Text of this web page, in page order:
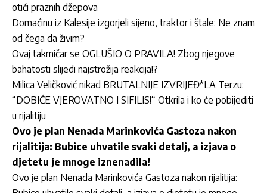
otići praznih džepova
Domaćinu iz Kalesije izgorjeli sijeno, traktor i štale: Ne znam
od čega da živim?
Ovaj takmičar se OGLUŠIO O PRAVILA! Zbog njegove
bahatosti slijedi najstrožija reakcija!?
Milica Veličković nikad BRUTALNIJE IZVRIJEĐ*LA Terzu:
“DOBIĆE VJEROVATNO I SIFILIS!“ Otkrila i ko će pobijediti
u rijalitiju
Ovo je plan Nenada Marinkovića Gastoza nakon
rijalitija: Bubice uhvatile svaki detalj, a izjava o
djetetu je mnoge iznenadila!
Ovo je plan Nenada Marinkovića Gastoza nakon rijalitija: